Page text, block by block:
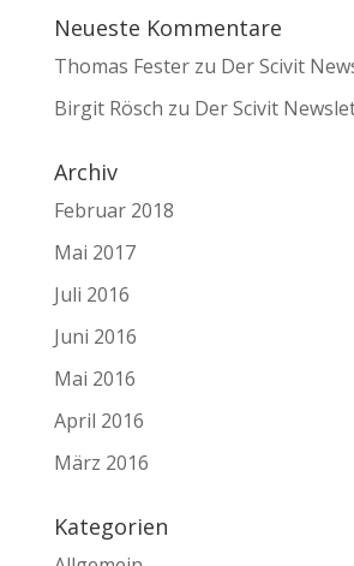
Neueste Kommentare
Thomas Festerzu Der Scivit
Birgit Rösch zu Der Scivit
Archiv
Februar 2018
Mai 2017
Juli 2016
Juni 2016
Mai 2016
April 2016
März 2016
Kategorien